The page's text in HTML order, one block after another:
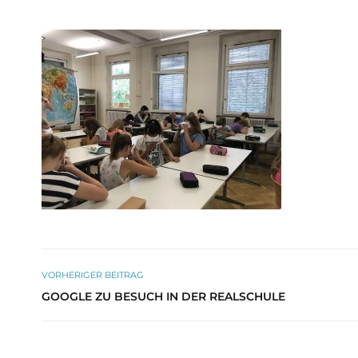
VORHERIGER BEITRAG
GOOGLE ZU BESUCH IN DER REALSCHULE